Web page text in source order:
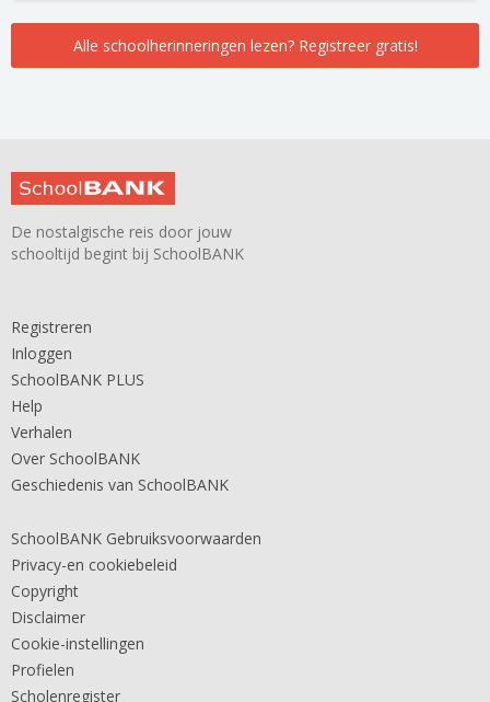
Alle schoolherinneringen lezen? Registreer gratis!
De nostalgische reis door jouw
schooltijd begint bij SchoolBANK
Registreren
Inloggen
SchoolBANK PLUS
Help
Verhalen
Over SchoolBANK
Geschiedenis van SchoolBANK
SchoolBANK Gebruiksvoorwaarden
Privacy-en cookiebeleid
Copyright
Disclaimer
Cookie-instellingen
Profielen
Scholenregister